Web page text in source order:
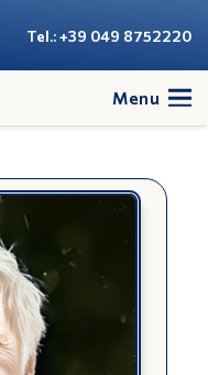
Tel.: +39 049 8752220
Menu